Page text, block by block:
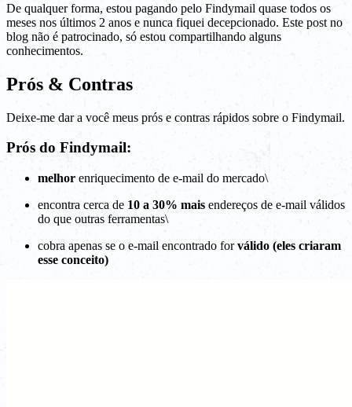
De qualquer forma, estou pagando pelo Findymail quase todos os
meses nos últimos 2 anos e nunca fiquei decepcionado. Este post no
blog não é patrocinado, só estou compartilhando alguns
conhecimentos.
Prós & Contras
Deixe-me dar a você meus prós e contras rápidos sobre o Findymail.
Prós do Findymail:
melhor enriquecimento de e-mail do mercado\
encontra cerca de 10 a 30% mais endereços de e-mail válidos
do que outras ferramentas\
cobra apenas se o e-mail encontrado forválido (eles criaram
esse conceito)